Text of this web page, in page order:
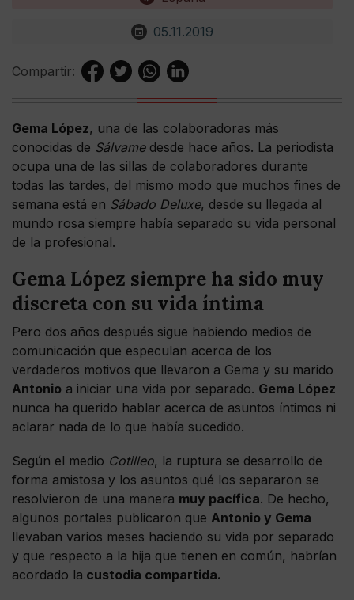
05.11.2019
Compartir:
Gema López, una de las colaboradoras más
conocidas de Sálvamedesde hace años. La periodista
ocupa una de las sillas de colaboradores durante
todas las tardes, del mismo modo que muchos fines de
semana está en Sábado Deluxe, desde su llegada al
mundo rosa siempre había separado su vida personal
de la profesional.
Gema López siempre ha sido muy
discreta con su vida íntima
Pero dos años después sigue habiendo medios de
comunicación que especulan acerca de los
verdaderos motivos que llevaron a Gema y su marido
Antonio a iniciar una vida por separado. Gema López
nunca ha querido hablar acerca de asuntos íntimos ni
aclarar nada de lo que había sucedido.
Según el medio Cotilleo, la ruptura se desarrollo de
forma amistosa y los asuntos qué los separaron se
resolvieron de una manera muy pacífica. De hecho,
algunos portales publicaron que Antonio y Gema
llevaban varios meses haciendo su vida por separado
y que respecto a la hija que tienen en común, habrían
acordado la custodia compartida.